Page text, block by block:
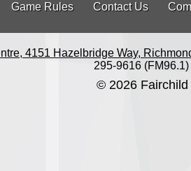
Game Rules Contact Us
4151 Hazelbridge Way,
295-9616 (FM96.1)
© 2026 Fairchild